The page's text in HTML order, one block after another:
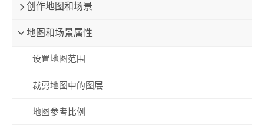
创作地图和场景
地图和场景属性
设置地图范围
裁剪地图中的图层
地图参考比例